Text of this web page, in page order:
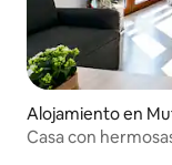
Alojamiento en
Casa con